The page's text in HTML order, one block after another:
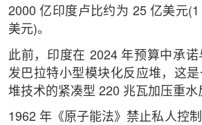
2000 亿印度卢比约为 25 亿美元
美元)。
此前，印度在 2024 年预算中承
发巴拉特小型模块化反应堆，这
堆技术的紧凑型 220 兆瓦加压重水​​
1962 年《原子能法》禁止私人控